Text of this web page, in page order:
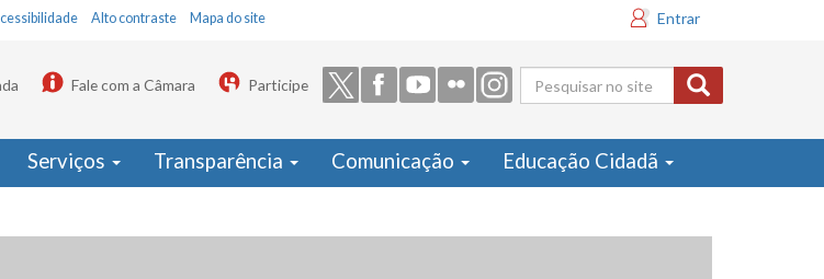
Alto contraste Mapa do site Entrar
Formulário
de busca
Fale com a Câmara Participe
Serviços Transparência Comunicação Educação Cidadã